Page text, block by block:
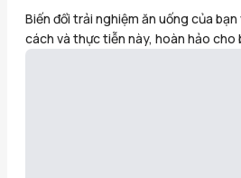
Biến đổi trải nghiệm ăn uống của
cách và thực tiễn này, hoàn hảo cho